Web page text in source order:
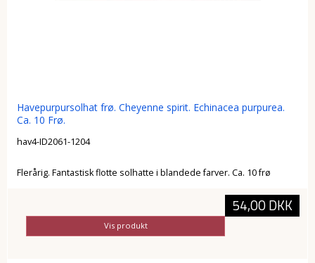
Havepurpursolhat frø. Cheyenne spirit. Echinacea purpurea.
Ca. 10 Frø.
hav4-ID2061-1204
Flerårig. Fantastisk flotte solhatte i blandede farver. Ca. 10 frø
54,00 DKK
Vis produkt